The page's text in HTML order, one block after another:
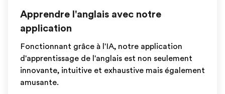
Apprendre l'anglais avec notre
application
Fonctionnant grâce à l'IA, notre application
d'apprentissage de l'anglais est non seulement
innovante, intuitive et exhaustive mais également
amusante.